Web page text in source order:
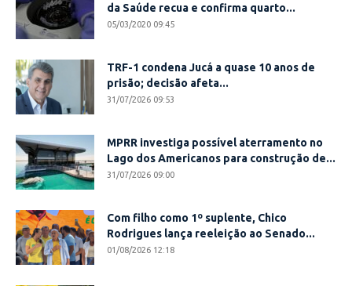
da Saúde recua e confirma quarto...
05/03/2020 09:45
TRF-1 condena Jucá a quase 10 anos de
prisão; decisão afeta...
31/07/2026 09:53
MPRR investiga possível aterramento no
Lago dos Americanos para construção de...
31/07/2026 09:00
Com filho como 1º suplente, Chico
Rodrigues lança reeleição ao Senado...
01/08/2026 12:18